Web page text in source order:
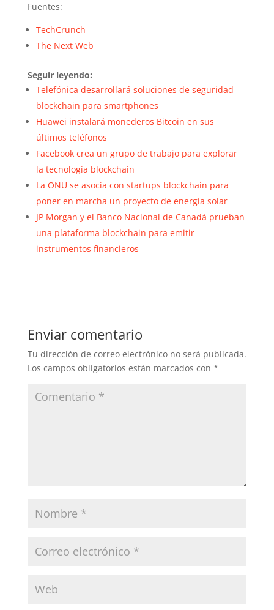
Fuentes:
TechCrunch
The Next Web
Seguir leyendo:
Telefónica desarrollará soluciones de seguridad
blockchain para smartphones
Huawei instalará monederos Bitcoin en sus
últimos teléfonos
Facebook crea un grupo de trabajo para explorar
la tecnología blockchain
La ONU se asocia con startups blockchain para
poner en marcha un proyecto de energía solar
JP Morgan y el Banco Nacional de Canadá prueban
una plataforma blockchain para emitir
instrumentos financieros
Enviar comentario
Tu dirección de correo electrónico no será publicada.
Los campos obligatorios están marcados con *